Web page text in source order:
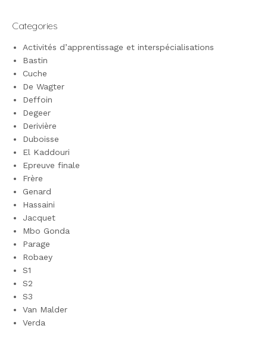
Categories
Activités d’apprentissage et interspécialisations
Bastin
Cuche
De Wagter
Deffoin
Degeer
Derivière
Duboisse
El Kaddouri
Epreuve finale
Frère
Genard
Hassaini
Jacquet
Mbo Gonda
Parage
Robaey
S1
S2
S3
Van Malder
Verda